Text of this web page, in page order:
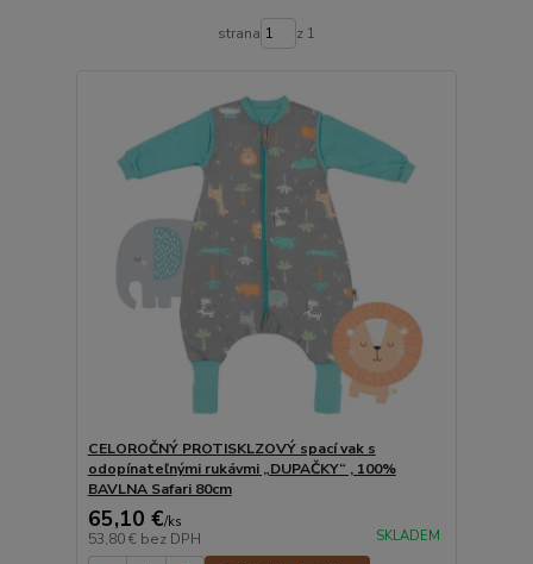
strana z 1
CELOROČNÝ PROTISKLZOVÝ spací vak s
odopínateľnými rukávmi „DUPAČKY“ , 100%
BAVLNA Safari 80cm
65,10 €/ks
53,80 € bez DPH SKLADEM